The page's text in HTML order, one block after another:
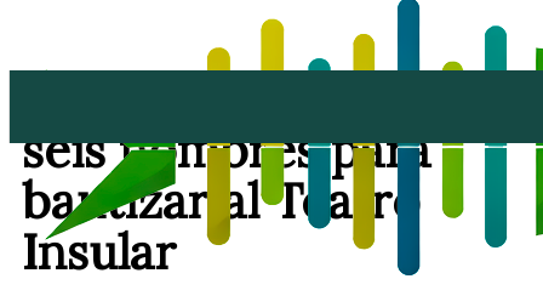
seis nombres para
bautizar al Teatro
Insular